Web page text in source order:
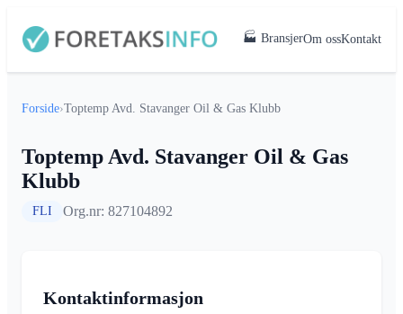
🏭 BransjerOm ossKontakt
Forside›Toptemp Avd. Stavanger Oil & Gas Klubb
Toptemp Avd. Stavanger Oil & Gas
Klubb
FLI Org.nr: 827104892
Kontaktinformasjon